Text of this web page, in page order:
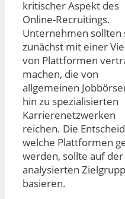
kritischer Aspekt des
Online-Recruitings.
Unternehmen sollten
zunächst mit einer
von Plattformen
machen, die von
allgemeinen
hin zu spezialisierten
Karrierenetzwerken
reichen. Die
welche Plattformen
werden, sollte auf
analysierten
basieren.